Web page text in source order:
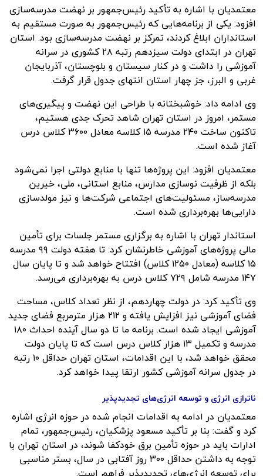
معتمدیان با اشاره به تأکید رئیس‌جمهور بر نهضت مدرسه‌سازی
افزود: یکی از برنامه‌هایی که رئیس‌جمهور به صورت مستقیم به
استانداران ابلاغ کردند، تمرکز بر نهضت مدرسه‌سازی بود. استان
تهران در ابتدای دولت سیزدهم رتبه ۲۸ کشوری در سرانه
آموزشی را داشت و در کنار سیستان و بلوچستان، آذربایجان
غربی و البرز، جز چهار استان انتهای جدول قرار گرفت.
وی ادامه داد: خوشبختانه با طراحی این نهضت و پیگیری‌های
مستمر، امروز در استان تهران شاهد تحرک جدی هستیم،
تاکنون ساخت ۲۴۰ مدرسه ۱۵ کلاسه معادل ۳۶۰۰ کلاس درس
آغاز شده است.
معتمدیان افزود: این پروژه‌ها تنها با منابع دولتی اجرا نمی‌شود
بلکه از ظرفیت نوسازی مدارس، منابع استانی، ملی، خیرین
مدرسه‌ساز، مسئولیت‌های اجتماعی شرکت‌ها و نیز مولدسازی
دارایی‌ها بهره‌برداری شده است.
استاندار تهران با اشاره به برگزاری مستمر جلسات برای تأمین
مالی پروژه‌های آموزشی خاطرنشان کرد: تا هفته دولت ۹۹ مدرسه
۱۵ کلاسه (معادل ۱۲۵۰ کلاس) افتتاح خواهد شد و تا پایان سال
۱۴۷ مدرسه شامل ۷۲۹ کلاس درس به بهره‌برداری می‌رسد.
وی تأکید کرد: در دولت چهاردهم، از نظر تعداد کلاس، مساحت
فضای آموزشی نیز افزایش یافته و ۲۱۲ هزار مترمربع فضای جدید
آموزشی ایجاد شده است. برنامه ما تا دو سال آینده احداث ۱۸۰
مدرسه و تکمیل ۱۳ هزار کلاس درس است که تا پایان دولت
محقق خواهد شد، با این اقدامات، استان تهران حداقل ۱۰ رتبه
در جدول سرانه آموزشی کشور ارتقا پیدا خواهد کرد.
ناترازی انرژی و توسعه انرژی‌های تجدیدپذیر
معتمدیان در ادامه به اقدامات انجام شده در حوزه انرژی اشاره
کرد و گفت: بنا بر تأکید مسعود پزشکیان، رئیس‌جمهور، تمام
ادارات باید در حوزه تأمین برق خودکفا شوند، در استان تهران با
توجه به داشتن حداقل ۳۰۰ روز آفتابی در سال، بستر مناسبی